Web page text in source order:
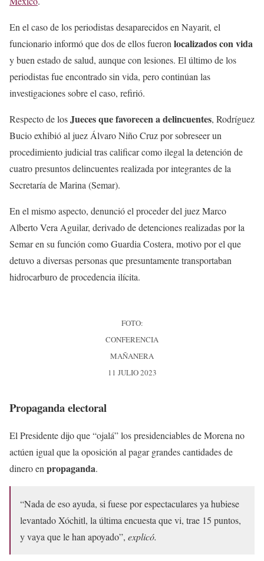
En el caso de los periodistas desaparecidos en Nayarit, el
funcionario informó que dos de ellos fueron localizados con vida
y buen estado de salud, aunque con lesiones. El último de los
periodistas fue encontrado sin vida, pero continúan las
investigaciones sobre el caso, refirió.
Respecto de losJueces que favorecen a delincuentes, Rodríguez
Bucio exhibió al juez Álvaro Niño Cruz por sobreseer un
procedimiento judicial tras calificar como ilegal la detención de
cuatro presuntos delincuentes realizada por integrantes de la
Secretaría de Marina (Semar).
En el mismo aspecto, denunció el proceder del juez Marco
Alberto Vera Aguilar, derivado de detenciones realizadas por la
Semar en su función como Guardia Costera, motivo por el que
detuvo a diversas personas que presuntamente transportaban
hidrocarburo de procedencia ilícita.
FOTO:
CONFERENCIA
MAÑANERA
11 JULIO 2023
Propaganda electoral
El Presidente dijo que “ojalá” los presidenciables de Morena no
actúen igual que la oposición al pagar grandes cantidades de
dinero en propaganda.
“Nada de eso ayuda, si fuese por espectaculares ya hubiese
levantado Xóchitl, la última encuesta que vi, trae 15 puntos,
y vaya que le han apoyado”, explicó.